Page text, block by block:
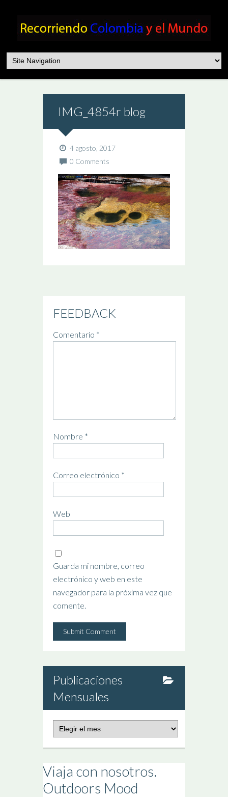
IMG_4854r blog
4 agosto, 2017
0 Comments
FEEDBACK
Comentario *
Nombre *
Correo electrónico *
Web
Guarda mi nombre, correo
electrónico y web en este
navegador para la próxima vez que
comente.
Publicaciones
Mensuales
Mensuales
Viaja con nosotros.
Outdoors Mood